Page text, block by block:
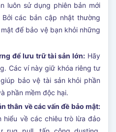
luôn sử dụng phiên bản mới
Bởi các bản cập nhật thường
để bảo vệ bạn khỏi những
để lưu trữ tài sản lớn: Hãy
Các ví này giữ khóa riêng tư
bảo vệ tài sản khỏi phần
phần mềm độc hại.
thân về các vấn đề bảo mật:
hiểu về các chiêu trò lừa đảo